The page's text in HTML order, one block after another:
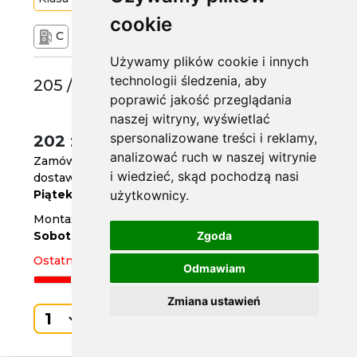
cookie
Używamy plików cookie i innych
technologii śledzenia, aby
poprawić jakość przeglądania
naszej witryny, wyświetlać
spersonalizowane treści i reklamy,
analizować ruch w naszej witrynie
i wiedzieć, skąd pochodzą nasi
użytkownicy.
Zgoda
Odmawiam
Zmiana ustawień
C 70 dB
205 /55 R16
202 zł
Zamów do
godz. 14
dostawa już jutro
Piątek
Montaż w serwisie za 2 dni
Sobota
Ostatnia sztuka